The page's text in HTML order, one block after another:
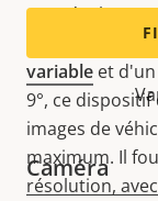
peut
véhicule
variable et
9°, ce
images de
maximum. Il
résolution,
Caméra